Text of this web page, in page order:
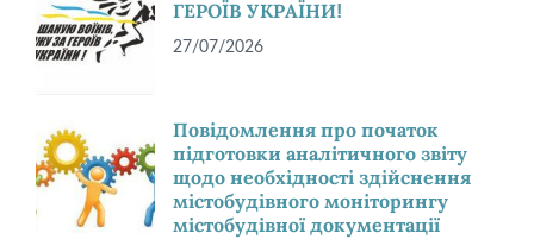
ГЕРОЇВ УКРАЇНИ!
27/07/2026
Повідомлення про початок
підготовки аналітичного звіту
щодо необхідності здійснення
містобудівного моніторингу
містобудівної документації